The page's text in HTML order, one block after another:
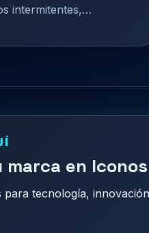
intermitentes,…
marca en
para tecnología,